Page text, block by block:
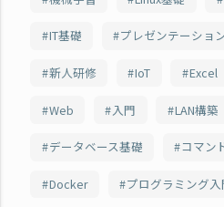
IT基礎 プレゼンテーショ
新人研修 IoT Excel
Web 入門 LAN構築
データベース基礎 コマン
Docker プログラミング入